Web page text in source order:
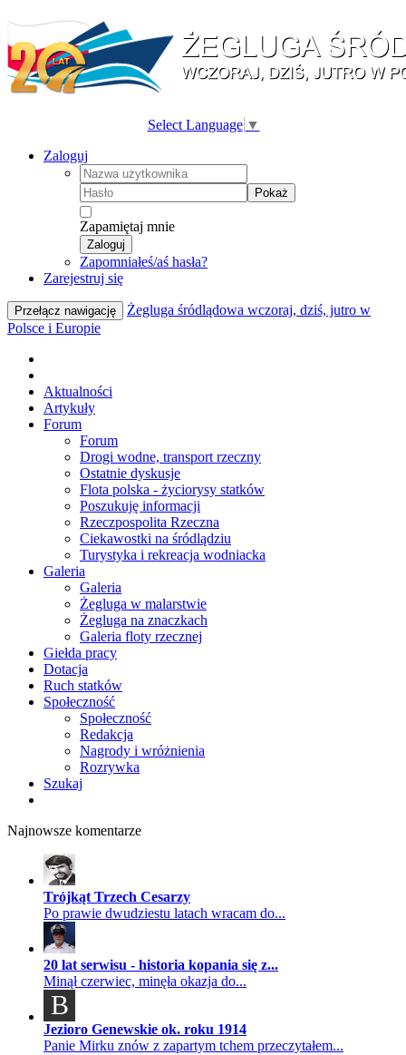
Select Language ▼
Zaloguj
Pokaż
Zapamiętaj mnie
Zaloguj
Zapomniałeś/aś hasła?
Zarejestruj się
Przełącz nawigację
Żegluga śródlądowa wczoraj, dziś, jutro w
Polsce i Europie
Aktualności
Artykuły
Forum
Forum
Drogi wodne, transport rzeczny
Ostatnie dyskusje
Flota polska - życiorysy statków
Poszukuję informacji
Rzeczpospolita Rzeczna
Ciekawostki na śródlądziu
Turystyka i rekreacja wodniacka
Galeria
Galeria
Żegluga w malarstwie
Żegluga na znaczkach
Galeria floty rzecznej
Giełda pracy
Dotacja
Ruch statków
Społeczność
Społeczność
Redakcja
Nagrody i wróżnienia
Rozrywka
Szukaj
Najnowsze komentarze
Trójkąt Trzech Cesarzy
Po prawie dwudziestu latach wracam do...
20 lat serwisu - historia kopania się z...
Minął czerwiec, minęła okazja do...
B
Jezioro Genewskie ok. roku 1914
Panie Mirku znów z zapartym tchem przeczytałem...